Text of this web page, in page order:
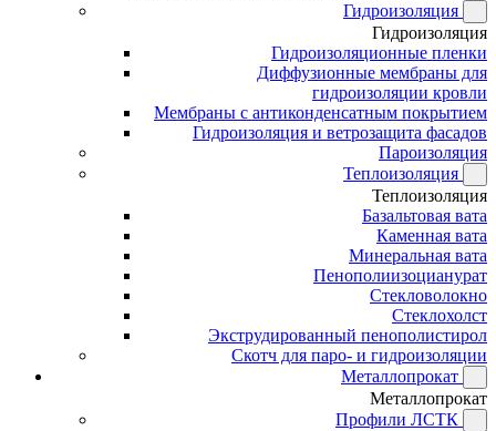
Гидроизоляция
Гидроизоляция
Гидроизоляционные пленки
Диффузионные мембраны для
гидроизоляции кровли
Мембраны с антиконденсатным покрытием
Гидроизоляция и ветрозащита фасадов
Пароизоляция
Теплоизоляция
Теплоизоляция
Базальтовая вата
Каменная вата
Минеральная вата
Пенополиизоцианурат
Стекловолокно
Стеклохолст
Экструдированный пенополистирол
Скотч для паро- и гидроизоляции
Металлопрокат
Металлопрокат
Профили ЛСТК